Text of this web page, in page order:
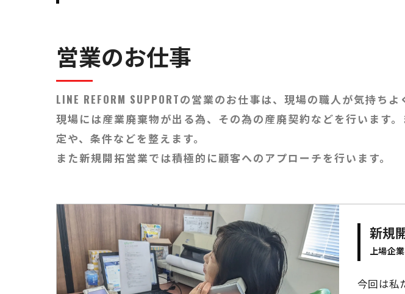
営業のお仕事
LINE REFORM SUPPORTの営業のお仕事は、現場の職人が気持
現場には産業廃棄物が出る為、その為の産廃契約などを行います
定や、条件などを整えます。
また新規開拓営業では積極的に顧客へのアプローチを行います。
新規
上場企
今回は私